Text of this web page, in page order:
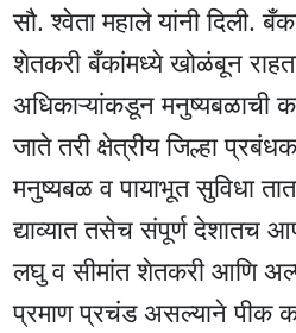
सौ. श्वेता महाले यांनी दिली.
शेतकरी बँकांमध्ये खोळंबून
अधिकाऱ्यांकडून मनुष्यबळाची
जाते तरी क्षेत्रीय जिल्हा
मनुष्यबळ व पायाभूत सुविधा
द्याव्यात तसेच संपूर्ण देशातच
लघु व सीमांत शेतकरी आणि
प्रमाण प्रचंड असल्याने पीक